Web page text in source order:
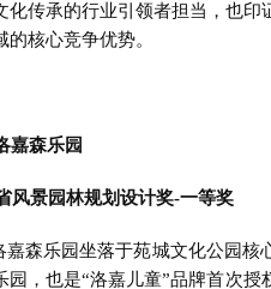
化传承的行业引领者担当，也
核心竞争优势。
嘉森乐园
风景园林规划设计奖-一等奖
嘉森乐园坐落于苑城文化公园
园，也是“洛嘉儿童”品牌首次